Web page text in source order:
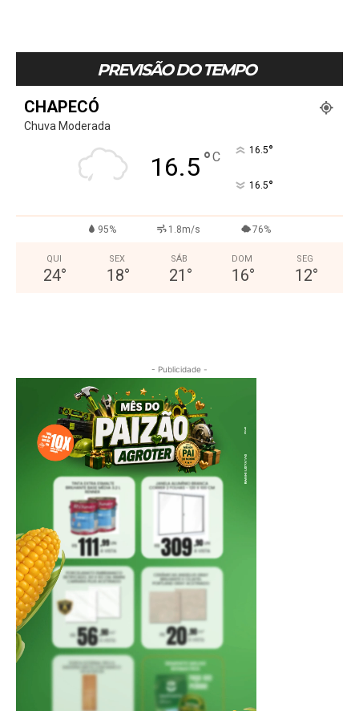
PREVISÃO DO TEMPO
CHAPECÓ
Chuva Moderada
16.5°C 16.5°
16.5°
95% 1.8m/s 76%
QUI
24°
SEX
18°
SÁB
21 °
DOM
16°
SEG
12°
- Publicidade -